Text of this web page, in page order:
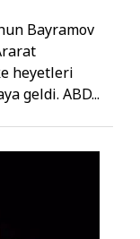
Bayramov
heyetleri
geldi. ABD...